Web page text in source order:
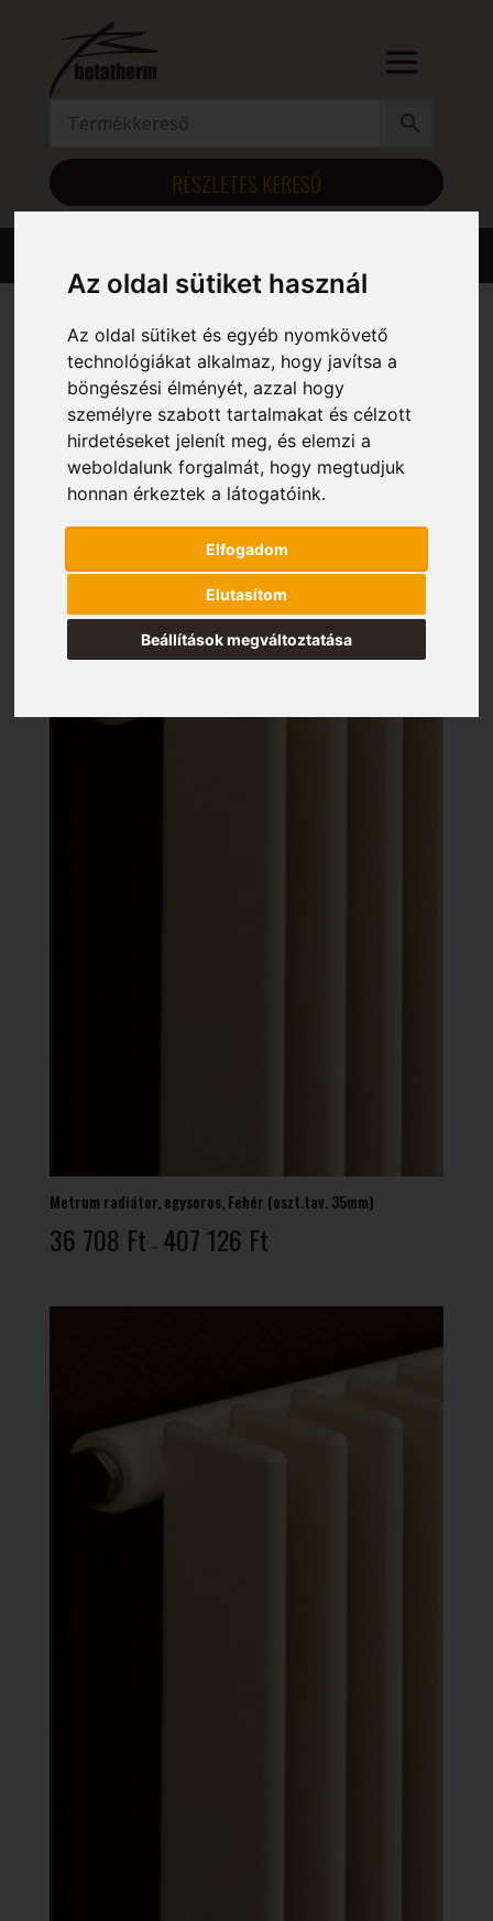
Az oldal sütiket használ
Az oldal sütiket és egyéb nyomkövető
technológiákat alkalmaz, hogy javítsa a
böngészési élményét, azzal hogy
személyre szabott tartalmakat és célzott
hirdetéseket jelenít meg, és elemzi a
weboldalunk forgalmát, hogy megtudjuk
honnan érkeztek a látogatóink.
Elfogadom
Elutasítom
Beállítások megváltoztatása
RÉSZLETES KERESŐ
Kezdőlap/ Szélesség (mm) termék / 955
955
Mind a(z) 6 találat megjelenítve
Metrum radiátor, egysoros, Fehér (oszt.tav. 35mm)
36 708 Ft – 407 126 Ft36
-